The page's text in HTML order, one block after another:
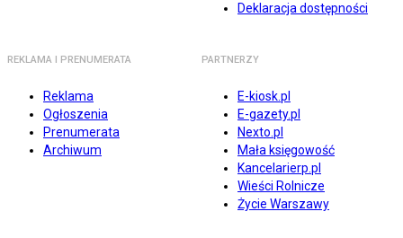
Deklaracja dostępności
REKLAMA I PRENUMERATA
Reklama
Ogłoszenia
Prenumerata
Archiwum
PARTNERZY
E-kiosk.pl
E-gazety.pl
Nexto.pl
Mała księgowość
Kancelarierp.pl
Wieści Rolnicze
Życie Warszawy